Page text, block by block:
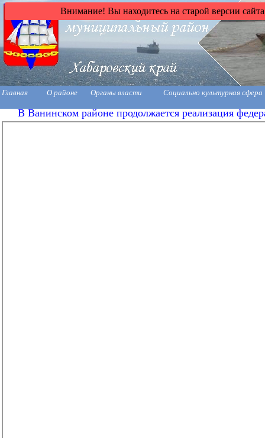
Внимание! Вы находитесь на старой версии
Главная О районе Органы власти Социально культурная сфера
В Ванинском районе продолжается реализация